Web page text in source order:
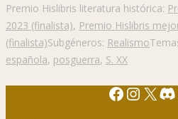
Premio Hislibris literatura histórica:
2023 (finalista), Premio Hislibris
(finalista)Subgéneros: Realismo
española, posguerra, S. XX
X